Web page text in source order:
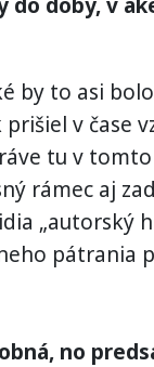
by to asi
v čase
tu v tomto
rámec aj
„autorský
pátrania
no